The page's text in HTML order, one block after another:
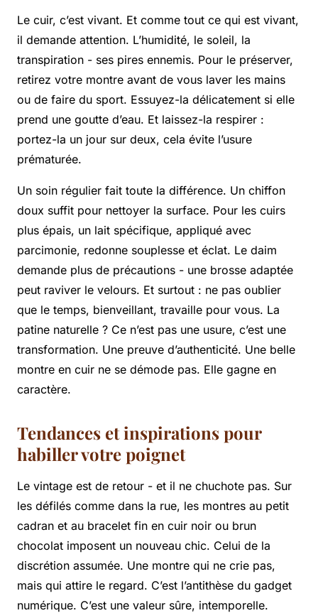
Le cuir, c’est vivant. Et comme tout ce qui est vivant,
il demande attention. L’humidité, le soleil, la
transpiration - ses pires ennemis. Pour le préserver,
retirez votre montre avant de vous laver les mains
ou de faire du sport. Essuyez-la délicatement si elle
prend une goutte d’eau. Et laissez-la respirer :
portez-la un jour sur deux, cela évite l’usure
prématurée.
Un soin régulier fait toute la différence. Un chiffon
doux suffit pour nettoyer la surface. Pour les cuirs
plus épais, un lait spécifique, appliqué avec
parcimonie, redonne souplesse et éclat. Le daim
demande plus de précautions - une brosse adaptée
peut raviver le velours. Et surtout : ne pas oublier
que le temps, bienveillant, travaille pour vous. La
patine naturelle ? Ce n’est pas une usure, c’est une
transformation. Une preuve d’authenticité. Une belle
montre en cuir ne se démode pas. Elle gagne en
caractère.
Tendances et inspirations pour
habiller votre poignet
Le vintage est de retour - et il ne chuchote pas. Sur
les défilés comme dans la rue, les montres au petit
cadran et au bracelet fin en cuir noir ou brun
chocolat imposent un nouveau chic. Celui de la
discrétion assumée. Une montre qui ne crie pas,
mais qui attire le regard. C’est l’antithèse du gadget
numérique. C’est une valeur sûre, intemporelle.